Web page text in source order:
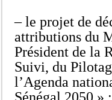
– le projet de
attributions du
Président de la
Suivi, du
l’Agenda
Sénégal 2050 » ;